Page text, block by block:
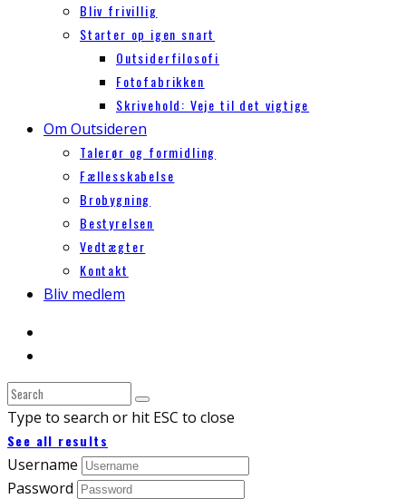
Bliv frivillig
Starter op igen snart
Outsiderfilosofi
Fotofabrikken
Skrivehold: Veje til det vigtige
Om Outsideren
Talerør og formidling
Fællesskabelse
Brobygning
Bestyrelsen
Vedtægter
Kontakt
Bliv medlem
Type to search or hit ESC to close
See all results
Username
Password